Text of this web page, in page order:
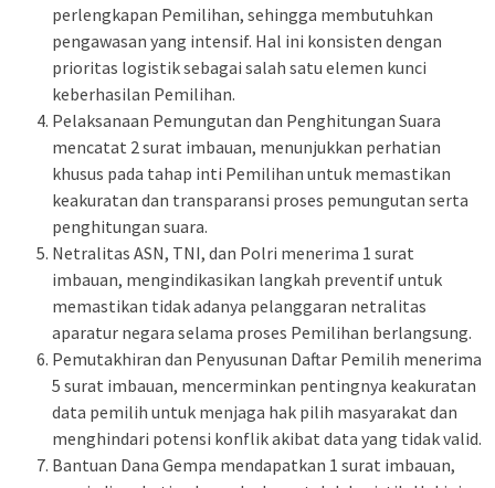
perlengkapan Pemilihan, sehingga membutuhkan
pengawasan yang intensif. Hal ini konsisten dengan
prioritas logistik sebagai salah satu elemen kunci
keberhasilan Pemilihan.
Pelaksanaan Pemungutan dan Penghitungan Suara
mencatat 2 surat imbauan, menunjukkan perhatian
khusus pada tahap inti Pemilihan untuk memastikan
keakuratan dan transparansi proses pemungutan serta
penghitungan suara.
Netralitas ASN, TNI, dan Polri menerima 1 surat
imbauan, mengindikasikan langkah preventif untuk
memastikan tidak adanya pelanggaran netralitas
aparatur negara selama proses Pemilihan berlangsung.
Pemutakhiran dan Penyusunan Daftar Pemilih menerima
5 surat imbauan, mencerminkan pentingnya keakuratan
data pemilih untuk menjaga hak pilih masyarakat dan
menghindari potensi konflik akibat data yang tidak valid.
Bantuan Dana Gempa mendapatkan 1 surat imbauan,